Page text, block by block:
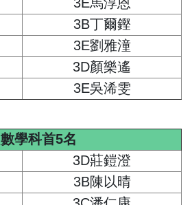
3B丁爾鏗
3E劉雅潼
3D顏樂遙
3E吳浠雯
數學科首5名
3D莊鎧澄
3B陳以晴